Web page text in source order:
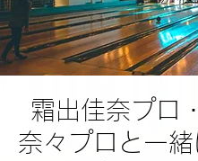
霜出佳奈プロ
奈々プロと一